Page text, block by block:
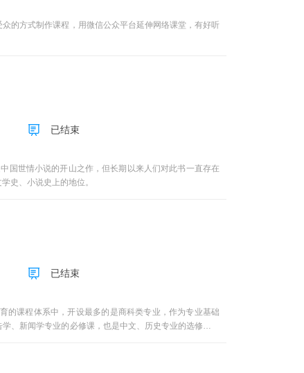
的方式制作课程，用微信公众平台延伸网络课堂，有好听
已结束
世情小说的开山之作，但长期以来人们对此书一直存在
史、小说史上的地位。
已结束
的课程体系中，开设最多的是商科类专业，作为专业基础
、新闻学专业的必修课，也是中文、历史专业的选修课，
市场调研为什么会失败？人的感知觉为什么不能精确辨别